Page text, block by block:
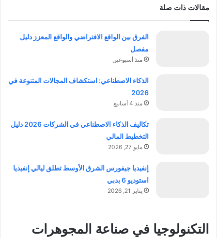
مقالات ذات صلة
الفرق بين الواقع الافتراضي والواقع المعزز دليل
مفصل
منذ أسبوعين
الذكاء الاصطناعي: استكشاف المجالات المتنوعة في
2026
منذ 4 أسابيع
تكاليف الذكاء الاصطناعي في الشركات 2026 دليل
التخطيط المالي
مايو 27, 2026
إنفيديا جيفورس الشرق الأوسط تطلق ليالي إنفيديا
استوديو 6 بدبي
يناير 21, 2026
التكنولوجيا في صناعة المجوهرات